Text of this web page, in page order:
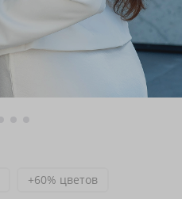
+60% цветов